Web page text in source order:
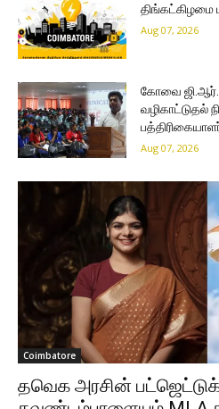
திங்கட்கிழமை
Aug 07, 2026
கோவை
வழிகாட்டுதல்
Aug 07, 2026
Coimbatore
தவெக அரசின்